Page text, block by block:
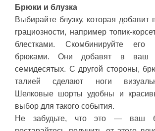
Брюки и блузка
Выбирайте блузку, которая добавит
грациозности, например топик-
блестками. Скомбинируйте
брюками. Они добавят в ваш
семидесятых. С другой стороны,
талией сделают ноги
Шелковые шорты удобны и
выбор для такого события.
Не забудьте, что это — ваш